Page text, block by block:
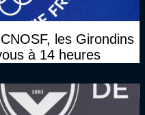
les Girondins
à 14 heures